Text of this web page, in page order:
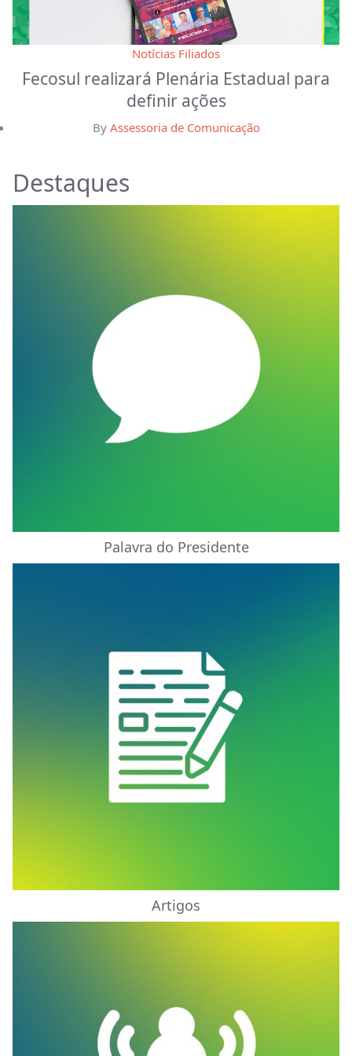
Notícias Filiados
Fecosul realizará Plenária Estadual para
definir ações
By Assessoria de Comunicação
Destaques
Palavra do Presidente
Artigos